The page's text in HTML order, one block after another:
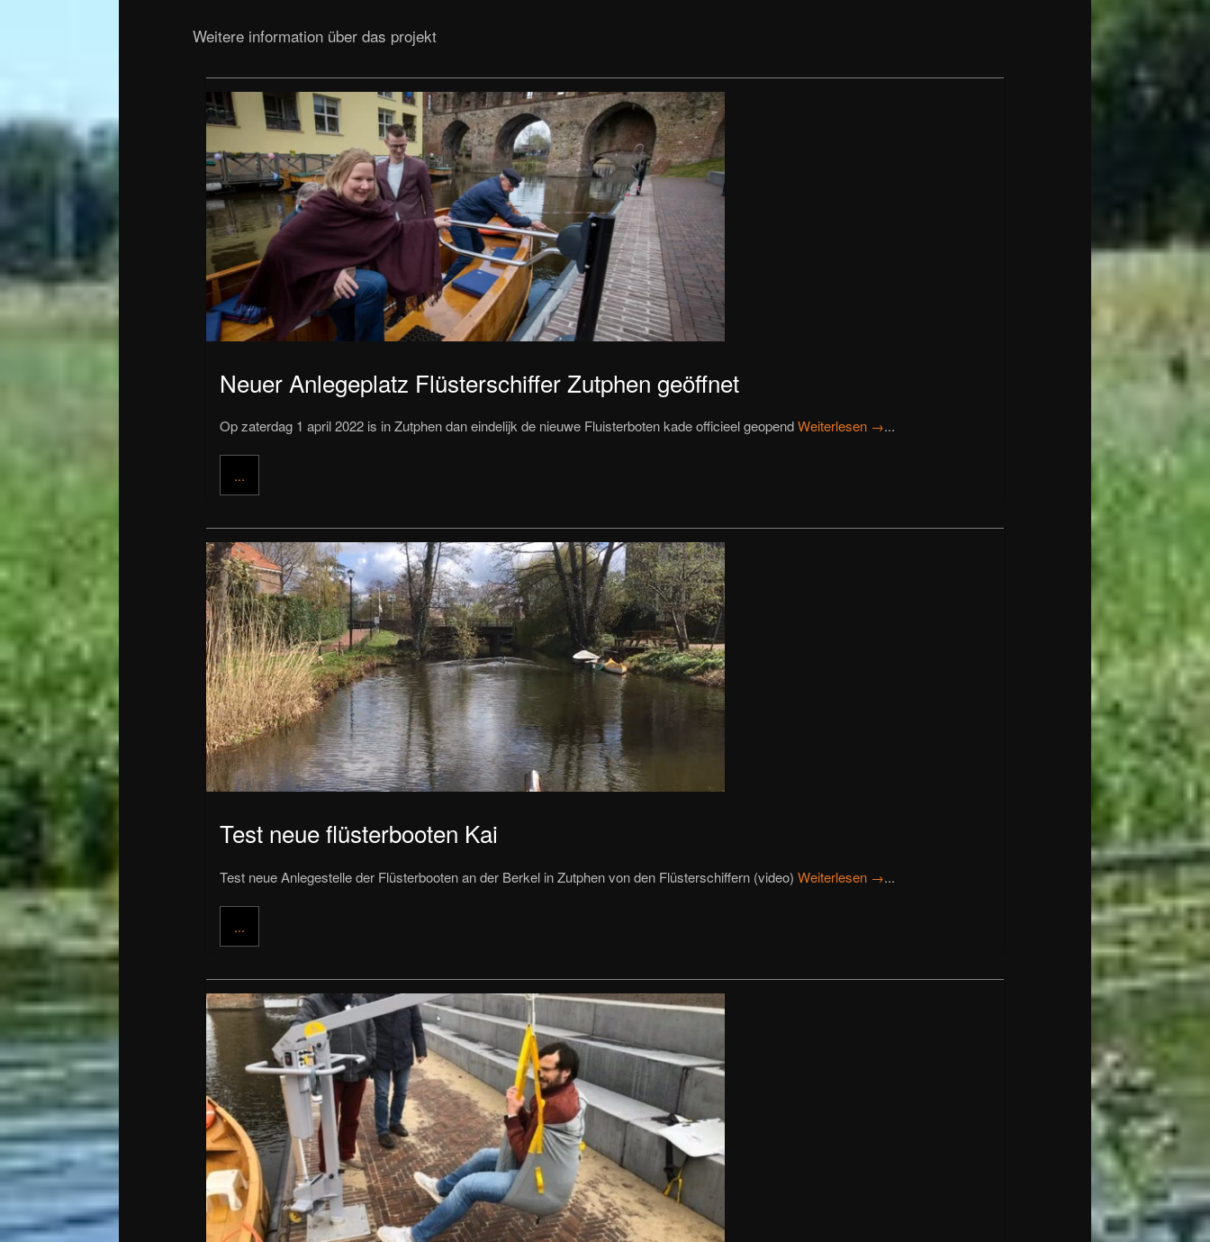
Weitere information über das projekt
Neuer Anlegeplatz Flüsterschiffer Zutphen geöffnet
Op zaterdag 1 april 2022 is in Zutphen dan eindelijk de nieuwe Fluisterboten kade officieel geopendWeiterlesen →...
...
Test neue flüsterbooten Kai
Test neue Anlegestelle der Flüsterbooten an der Berkel in Zutphen von den Flüsterschiffern (video)Weiterlesen →...
...